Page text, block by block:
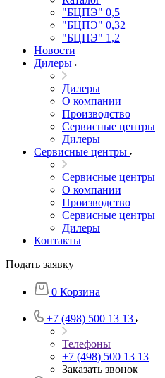
"БЦПЭ" 0,5
"БЦПЭ" 0,32
"БЦПЭ" 1,2
Новости
Дилеры
Дилеры
О компании
Производство
Сервисные центры
Дилеры
Сервисные центры
Сервисные центры
О компании
Производство
Сервисные центры
Дилеры
Контакты
Подать заявку
0 Корзина
+7 (498) 500 13 13
Телефоны
+7 (498) 500 13 13
Заказать звонок